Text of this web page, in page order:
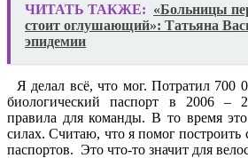
ЧИТАТЬ ТАКЖЕ: «Больницы
стоит оглушающий»: Татьяна
эпидемии
Я делал всё, что мог. Потратил 700
биологический паспорт в 2006 –
правила для команды. В то время
силах. Считаю, что я помог построить
паспортов. Это что-то значит для